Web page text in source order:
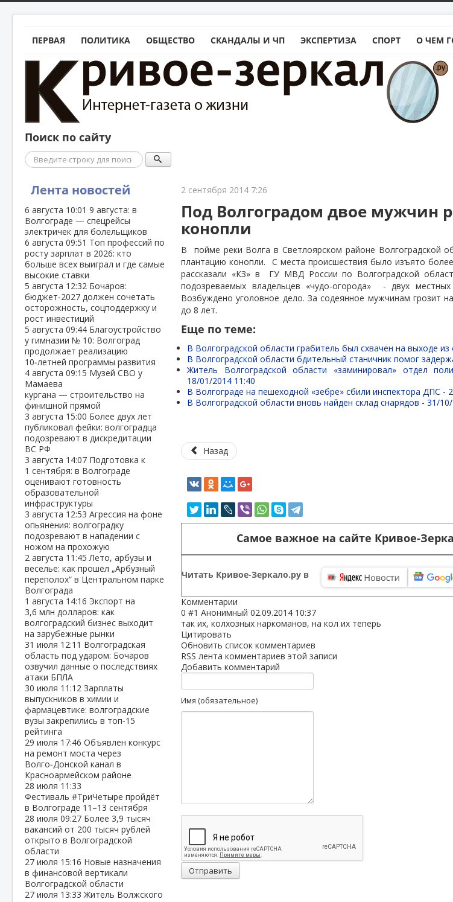
ПЕРВАЯ ПОЛИТИКА ОБЩЕСТВО СКАНДАЛЫ И ЧП ЭКСПЕРТИЗА СПОРТ О ЧЕМ
Поиск по сайту
Поиск
Лента новостей
6 августа 10:01 9 августа: в
Волгограде — спецрейсы
электричек для болельщиков
6 августа 09:51 Топ профессий по
росту зарплат в 2026: кто
больше всех выиграл и где самые
высокие ставки
5 августа 12:32 Бочаров:
бюджет‑2027 должен сочетать
осторожность, соцподдержку и
рост инвестиций
5 августа 09:44 Благоустройство
у гимназии № 10: Волгоград
продолжает реализацию
10‑летней программы развития
4 августа 09:15 Музей СВО у
Мамаева
кургана — строительство на
финишной прямой
3 августа 15:00 Более двух лет
публиковал фейки: волгоградца
подозревают в дискредитации
ВС РФ
3 августа 14:07 Подготовка к
1 сентября: в Волгограде
оценивают готовность
образовательной
инфраструктуры
3 августа 12:53 Агрессия на фоне
опьянения: волгоградку
подозревают в нападении с
ножом на прохожую
2 августа 11:45Лето, арбузы и
веселье: как прошёл „Арбузный
переполох“ в Центральном парке
Волгограда
1 августа 14:16 Экспорт на
3,6 млн долларов: как
волгоградский бизнес выходит
на зарубежные рынки
31 июля 12:11 Волгоградская
область под ударом: Бочаров
озвучил данные о последствиях
атаки БПЛА
30 июля 11:12 Зарплаты
выпускников в химии и
фармацевтике: волгоградские
вузы закрепились в топ‑15
рейтинга
29 июля 17:46 Объявлен конкурс
на ремонт моста через
Волго‑Донской канал в
Красноармейском районе
28 июля 11:33
Фестиваль #ТриЧетыре пройдёт
в Волгограде 11–13 сентября
28 июля 09:27 Более 3,9 тысяч
вакансий от 200 тысяч рублей
открыто в Волгоградской
области
27 июля 15:16 Новые назначения
в финансовой вертикали
Волгоградской области
27 июля 13:33Житель Волжского
2 сентября 2014 7:26
Под Волгоградом двое мужчин
конопли
В
пойме реки Волга в Светлоярском районе Волгоградской
плантацию конопли.
С места происшествия было изъято
рассказали «КЗ» в
ГУ МВД России по Волгоградской
подозреваемых владельцев «чудо-огорода»
- двух
Возбуждено уголовное дело. За содеянное мужчинам грозит
до 8 лет.
Еще по теме:
В Волгоградской области грабитель был схвачен на выходе из
В Волгоградской области бдительный станичник помог
Житель Волгоградской области «заминировал» отдел
18/01/2014 11:40
В Волгограде на пешеходной «зебре» сбили инспектора ДПС -
В Волгоградской области вновь найден склад снарядов -31/
Назад
Самое важное на сайте Кривое-
Читать Кривое-Зеркало.ру в
Комментарии
0 #1 Анонимный 02.09.2014 10:37
так их, колхозных наркоманов, на кол их теперь
Цитировать
Обновить список комментариев
RSS лента комментариев этой записи
Добавить комментарий
Имя (обязательное)
Отправить